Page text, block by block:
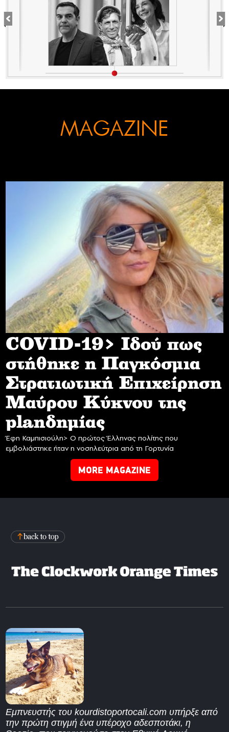
MAGAZINE
COVID-19> Iδού πως
στήθηκε η Παγκόσμια
Στρατιωτική Επιχείρηση
Mαύρου Κύκνου της
planδημίας
Έφη Καμπισιούλη> Ο πρώτος Έλληνας πολίτης που
εμβολιάστηκε ήταν η νοσηλεύτρια από τη Γορτυνία
MORE MAGAZINE
Εμπνευστής του kourdistoportocali.com υπήρξε από
την πρώτη στιγμή ένα υπέροχο αδεσποτάκι, η